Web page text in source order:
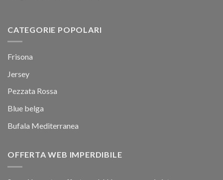
CATEGORIE POPOLARI
Frisona
Jersey
Pezzata Rossa
Blue belga
Bufala Mediterranea
OFFERTA WEB IMPERDIBILE